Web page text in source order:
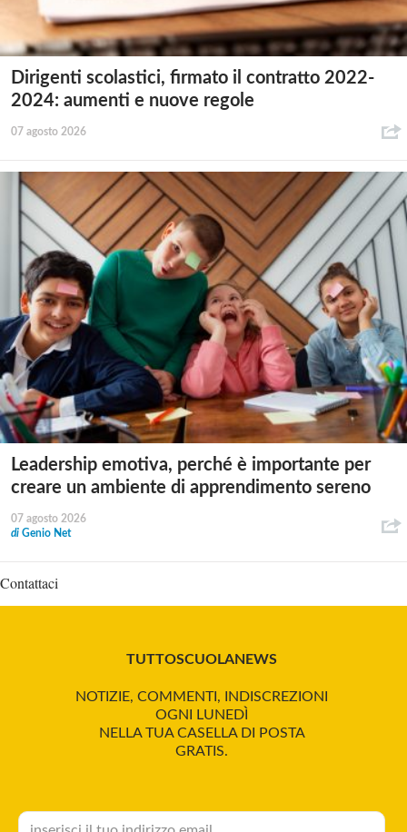
Dirigenti scolastici, firmato il contratto 2022-
2024: aumenti e nuove regole
07 agosto 2026
Leadership emotiva, perché è importante per
creare un ambiente di apprendimento sereno
07 agosto 2026
di Genio Net
Contattaci
TUTTOSCUOLANEWS
NOTIZIE, COMMENTI, INDISCREZIONI
OGNI LUNEDÌ
NELLA TUA CASELLA DI POSTA
GRATIS.